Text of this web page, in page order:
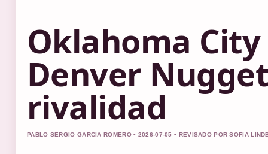
Oklahoma
Denver
rivalidad
PABLO SERGIO GARCIA ROMERO • 2026-07-05 • REVISADO POR SOFIA